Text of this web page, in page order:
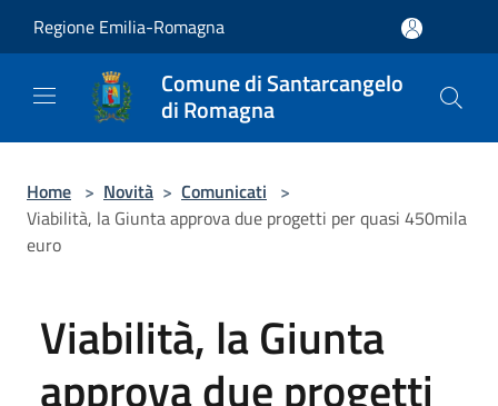
Regione Emilia-Romagna
Comune di Santarcangelo
di Romagna
Home > Novità > Comunicati >
Viabilità, la Giunta approva due progetti per quasi 450mila
euro
Viabilità, la Giunta
approva due progetti